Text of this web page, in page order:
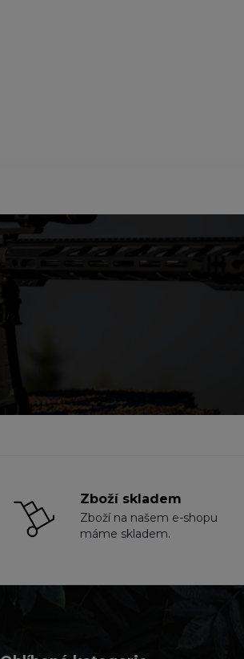
Zboží skladem
Zboží na našem e-shopu
máme skladem.